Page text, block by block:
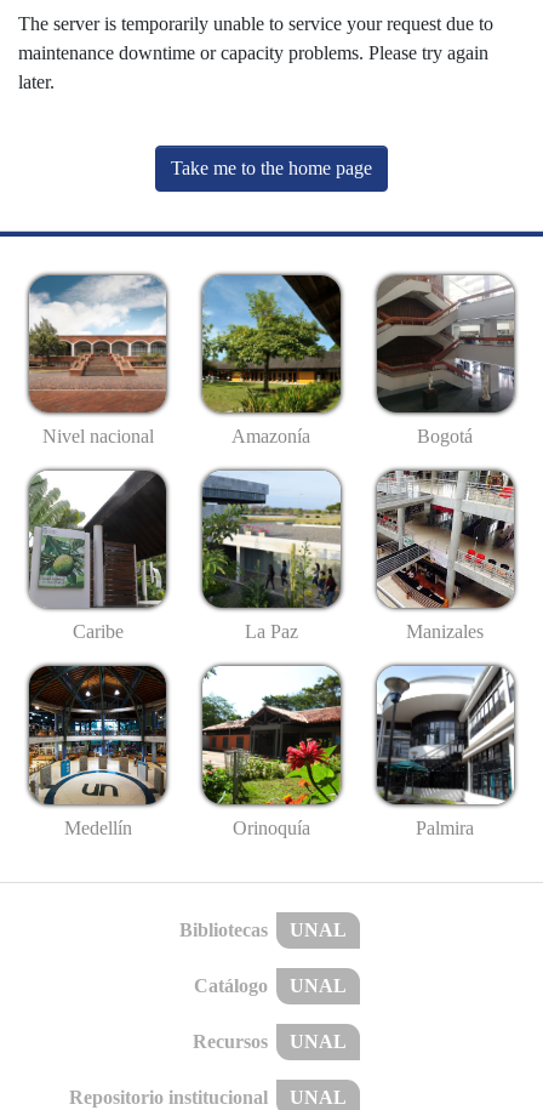
The server is temporarily unable to service your request due to
maintenance downtime or capacity problems. Please try again
later.
Take me to the home page
Nivel nacional Amazonía Bogotá
Caribe La Paz Manizales
Medellín Orinoquía Palmira
Bibliotecas UNAL
Catálogo UNAL
Recursos UNAL
Repositorio institucional UNAL